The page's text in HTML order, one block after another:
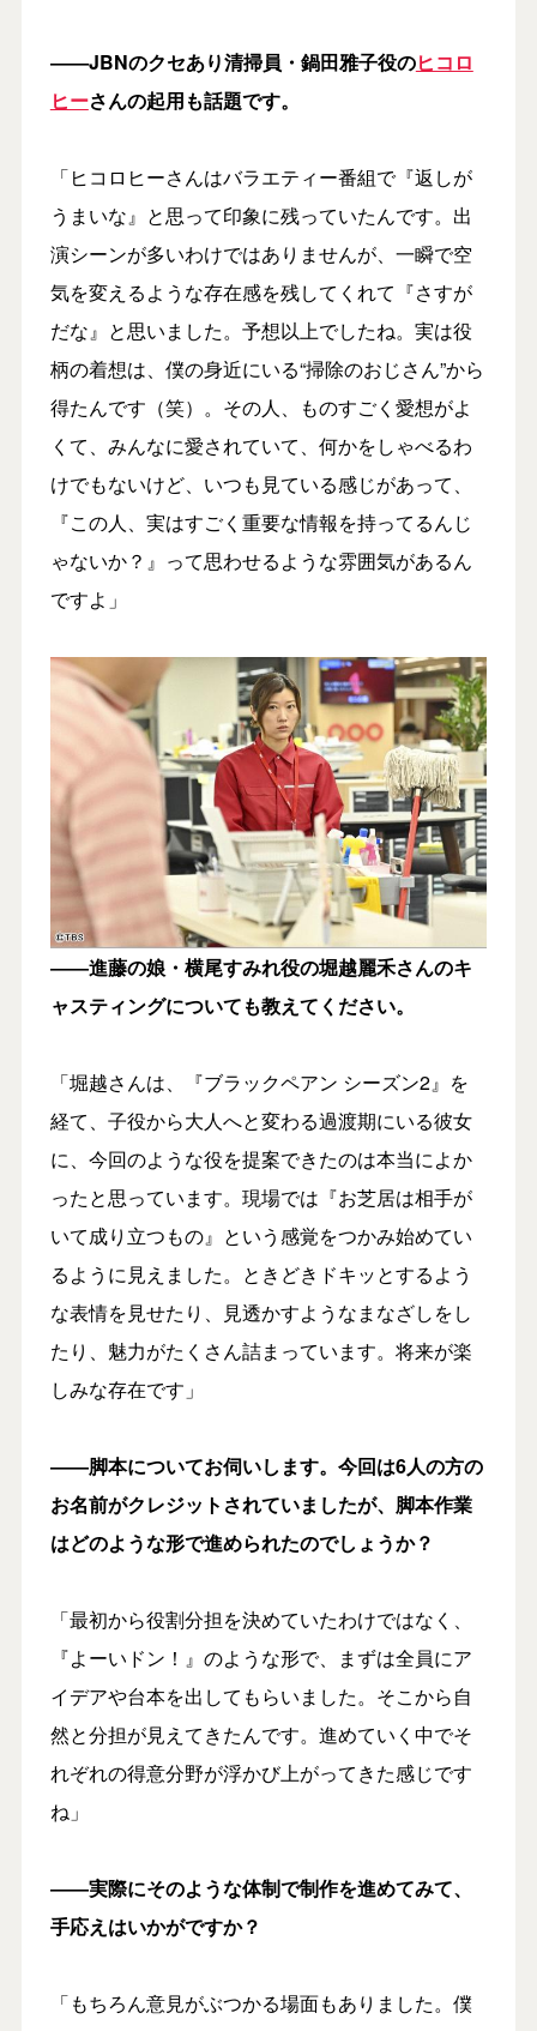
――JBNのクセあり清掃員・鍋田雅子役のヒコロ
ヒーさんの起用も話題です。
「ヒコロヒーさんはバラエティー番組で『返しが
うまいな』と思って印象に残っていたんです。出
演シーンが多いわけではありませんが、一瞬で空
気を変えるような存在感を残してくれて『さすが
だな』と思いました。予想以上でしたね。実は役
柄の着想は、僕の身近にいる“掃除のおじさん”から
得たんです（笑）。その人、ものすごく愛想がよ
くて、みんなに愛されていて、何かをしゃべるわ
けでもないけど、いつも見ている感じがあって、
『この人、実はすごく重要な情報を持ってるんじ
ゃないか？』って思わせるような雰囲気があるん
ですよ」
――進藤の娘・横尾すみれ役の堀越麗禾さんのキ
ャスティングについても教えてください。
「堀越さんは、『ブラックペアン シーズン2』を
経て、子役から大人へと変わる過渡期にいる彼女
に、今回のような役を提案できたのは本当によか
ったと思っています。現場では『お芝居は相手が
いて成り立つもの』という感覚をつかみ始めてい
るように見えました。ときどきドキッとするよう
な表情を見せたり、見透かすようなまなざしをし
たり、魅力がたくさん詰まっています。将来が楽
しみな存在です」
――脚本についてお伺いします。今回は6人の方の
お名前がクレジットされていましたが、脚本作業
はどのような形で進められたのでしょうか？
「最初から役割分担を決めていたわけではなく、
『よーいドン！』のような形で、まずは全員にア
イデアや台本を出してもらいました。そこから自
然と分担が見えてきたんです。進めていく中でそ
れぞれの得意分野が浮かび上がってきた感じです
ね」
――実際にそのような体制で制作を進めてみて、
手応えはいかがですか？
「もちろん意見がぶつかる場面もありました。僕